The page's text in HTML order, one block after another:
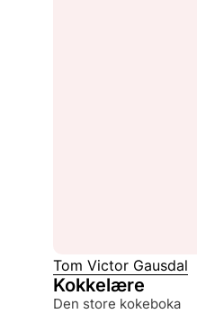
Tom Victor Gausdal
Kokkelære
den store kokeboka